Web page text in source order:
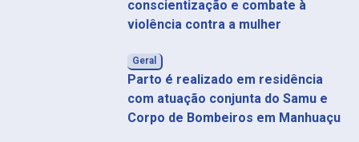
conscientização e combate à
violência contra a mulher
Geral
Parto é realizado em residência
com atuação conjunta do Samu e
Corpo de Bombeiros em Manhuaçu